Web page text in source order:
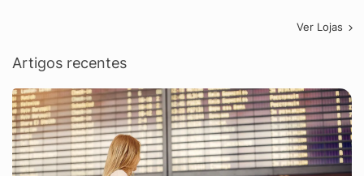
Ver Lojas
Artigos recentes